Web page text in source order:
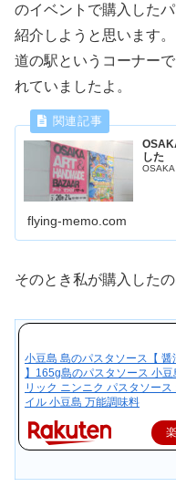
のイベントで購入した
紹介しようと思います。
道の駅というコーナー
れていましたよ。
した
OSAKA
flying-memo.com
そのとき私が購入した
小豆島 島のパスタソース【 醤
】165g島のパスタソース 小豆
リック ニンニク パスタソース
イル 小豆島 万能調味料